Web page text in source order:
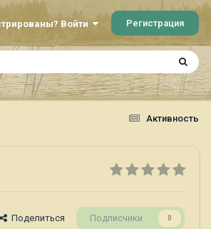
Войти Регистрация
Активность
Поделиться Подписчики 0